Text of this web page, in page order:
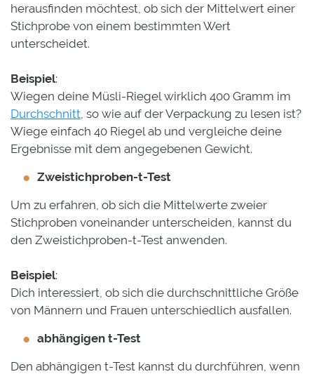
herausfinden möchtest, ob sich der Mittelwert einer
Stichprobe von einem bestimmten Wert
unterscheidet.
Beispiel:
Wiegen deine Müsli-Riegel wirklich 400 Gramm im
Durchschnitt , so wie auf der Verpackung zu lesen ist?
Wiege einfach 40 Riegel ab und vergleiche deine
Ergebnisse mit dem angegebenen Gewicht.
Zweistichproben-t-Test
Um zu erfahren, ob sich die Mittelwerte zweier
Stichproben voneinander unterscheiden, kannst du
den Zweistichproben-t-Test anwenden.
Beispiel:
Dich interessiert, ob sich die durchschnittliche Größe
von Männern und Frauen unterschiedlich ausfallen.
abhängigen t-Test
Den abhängigen t-Test kannst du durchführen, wenn